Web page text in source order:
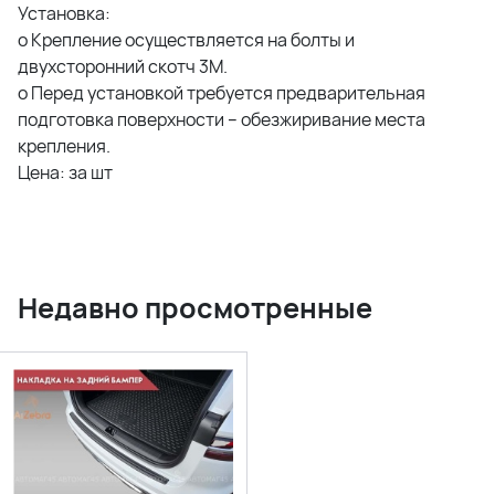
Установка:
o Крепление осуществляется на болты и
двухсторонний скотч 3M.
o Перед установкой требуется предварительная
подготовка поверхности – обезжиривание места
крепления.
Цена: за шт
Недавно просмотренные